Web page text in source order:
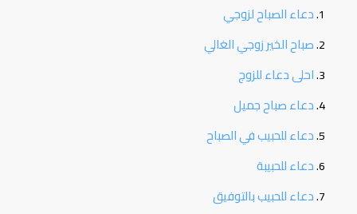
دعاء الصباح لزوجي
صباح الخير زوجي الغالي
احلى دعاء للزوج
دعاء صباح جميل
دعاء للحبيب في الصباح
دعاء للحبيبة
دعاء للحبيب بالتوفيق